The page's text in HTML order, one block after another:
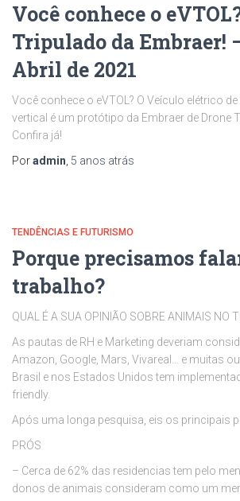
Você conhece o
Tripulado da Embraer!
Abril de 2021
Você conhece o eVTOL? O Veículo elétrico
vertical é um protótipo da Embraer de Drone
Confira já!
Poradmin, 5 anos atrás
TENDÊNCIAS E FUTURISMO
Porque precisamos
trabalho?
QUAL É A SUA OPINIÃO SOBRE ANIMAIS NO
As pautas de RH e Marketing deveriam
Amazon, Google, Mars, Vivareal… e muitas
Brasil e nos Estados Unidos tem
friendly.
Após uma longa pesquisa, eis os principais
PRÓS
– Cerca de 62% das residencias tem pelo
donos de animais consideram como um